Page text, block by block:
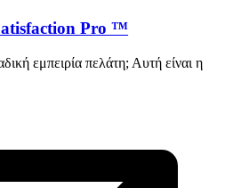
Pro ™
εμπειρία πελάτη; Αυτή είναι η